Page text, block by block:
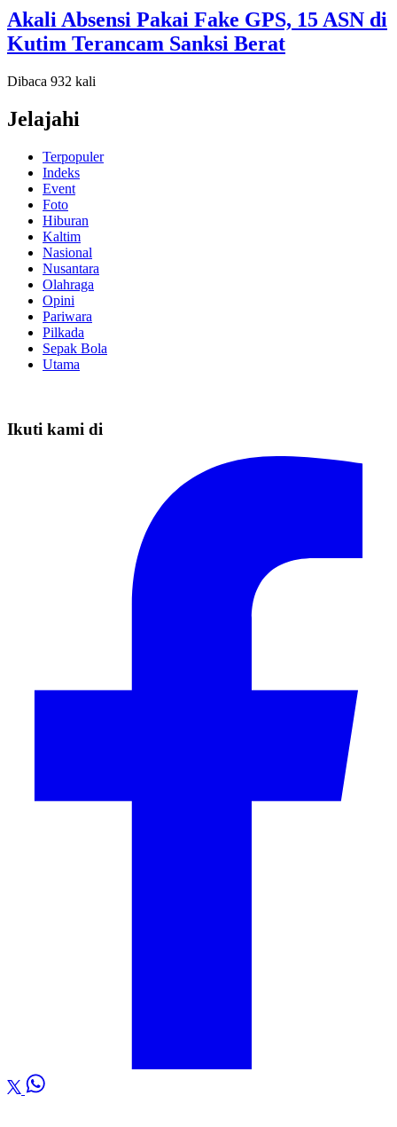
Akali Absensi Pakai Fake GPS, 15 ASN di
Kutim Terancam Sanksi Berat
Dibaca 932 kali
Jelajahi
Terpopuler
Indeks
Event
Foto
Hiburan
Kaltim
Nasional
Nusantara
Olahraga
Opini
Pariwara
Pilkada
Sepak Bola
Utama
Ikuti kami di